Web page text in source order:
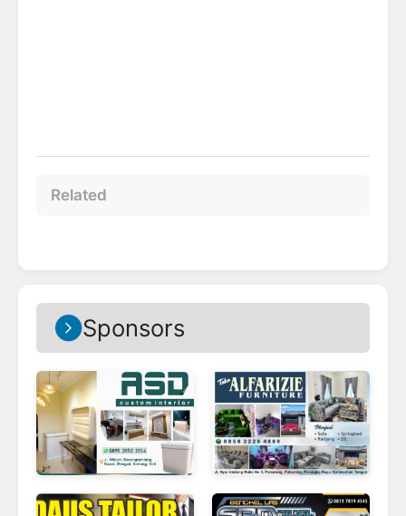
Related
Sponsors